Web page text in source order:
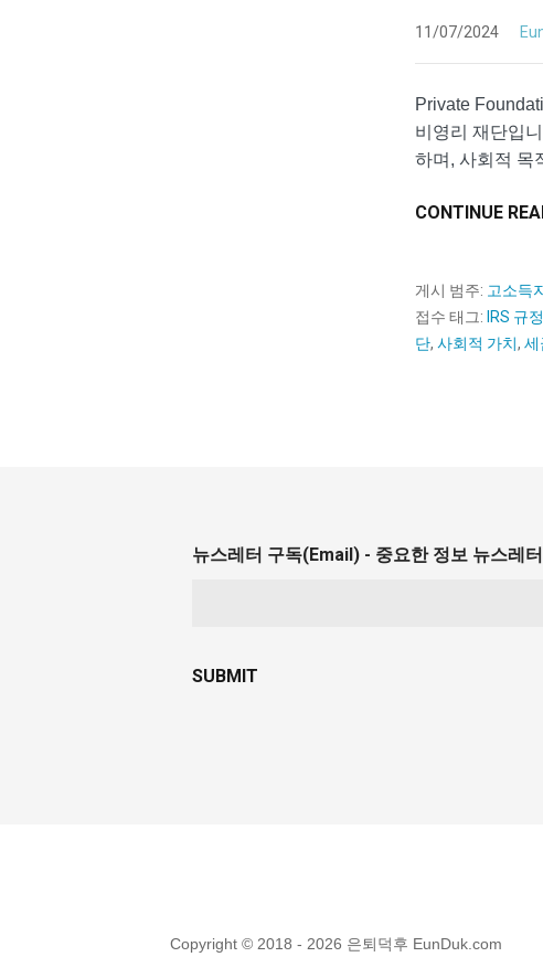
11/07/2024
Private
비영리 재단입
하며, 사회적 목
CONTINUE
게시 범주: 고소득
접수 태그: IRS 규
단,사회적 가치,세
뉴스레터 구독(Email) - 중요한 정보 뉴스레
Copyright © 2018 - 2026 은퇴덕후 EunDuk.com